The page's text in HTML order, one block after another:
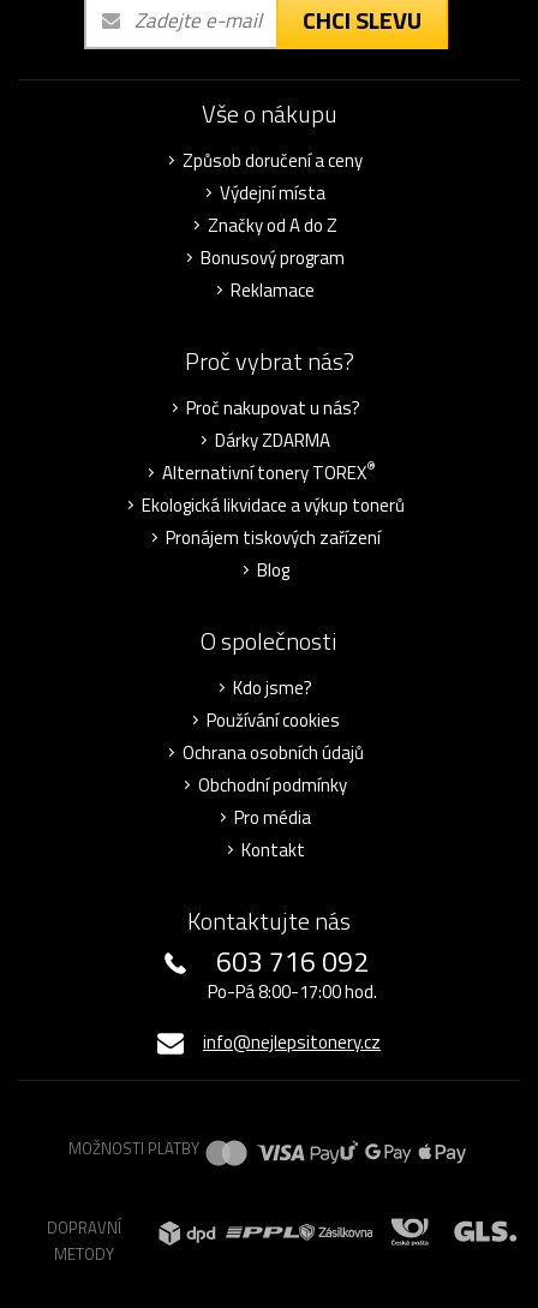
CHCI SLEVU
Vše o nákupu
Způsob doručení a ceny
Výdejní místa
Značky od A do Z
Bonusový program
Reklamace
Proč vybrat nás?
Proč nakupovat u nás?
Dárky ZDARMA
Alternativní tonery TOREX®
Ekologická likvidace a výkup tonerů
Pronájem tiskových zařízení
Blog
O společnosti
Kdo jsme?
Používání cookies
Ochrana osobních údajů
Obchodní podmínky
Pro média
Kontakt
Kontaktujte nás
603 716 092
Po-Pá 8:00-17:00 hod.
info@nejlepsitonery.cz
MOŽNOSTI PLATBY
DOPRAVNÍ
METODY